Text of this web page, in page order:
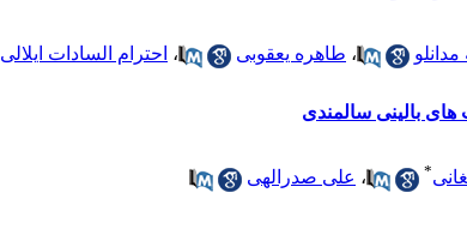
، طاهره یعقوبی ، احترام السادات ایلالی
بالینی سالمندی
* ، علی صدرالهی